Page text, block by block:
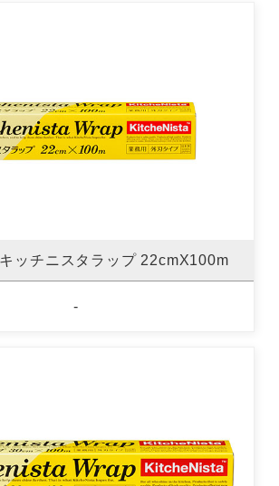
キッチニスタラップ 22cmX100m
-